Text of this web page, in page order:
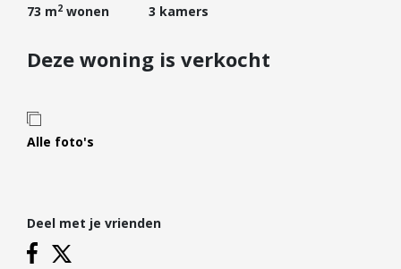
Verhuren
Verzekeren
Projectontwikkelaars
Hypotheekadvies
Hypotheek oversluiten
73 m2 wonen 3 kamers
Deze woning is verkocht
Alle foto's
Deel met je vrienden